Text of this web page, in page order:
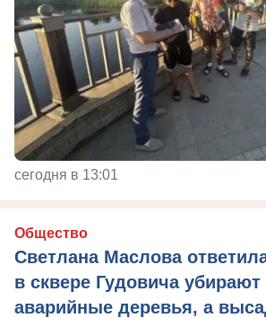
сегодня в 13:01
Общество
Светлана Маслова
в сквере Гудовича убирают
аварийные деревья, а